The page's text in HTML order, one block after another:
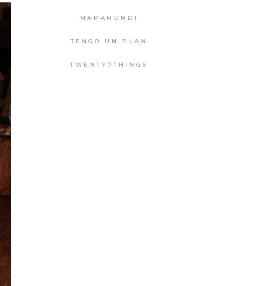
MAPAMUNDI
TENGO UN PLAN
TWENTY7THINGS